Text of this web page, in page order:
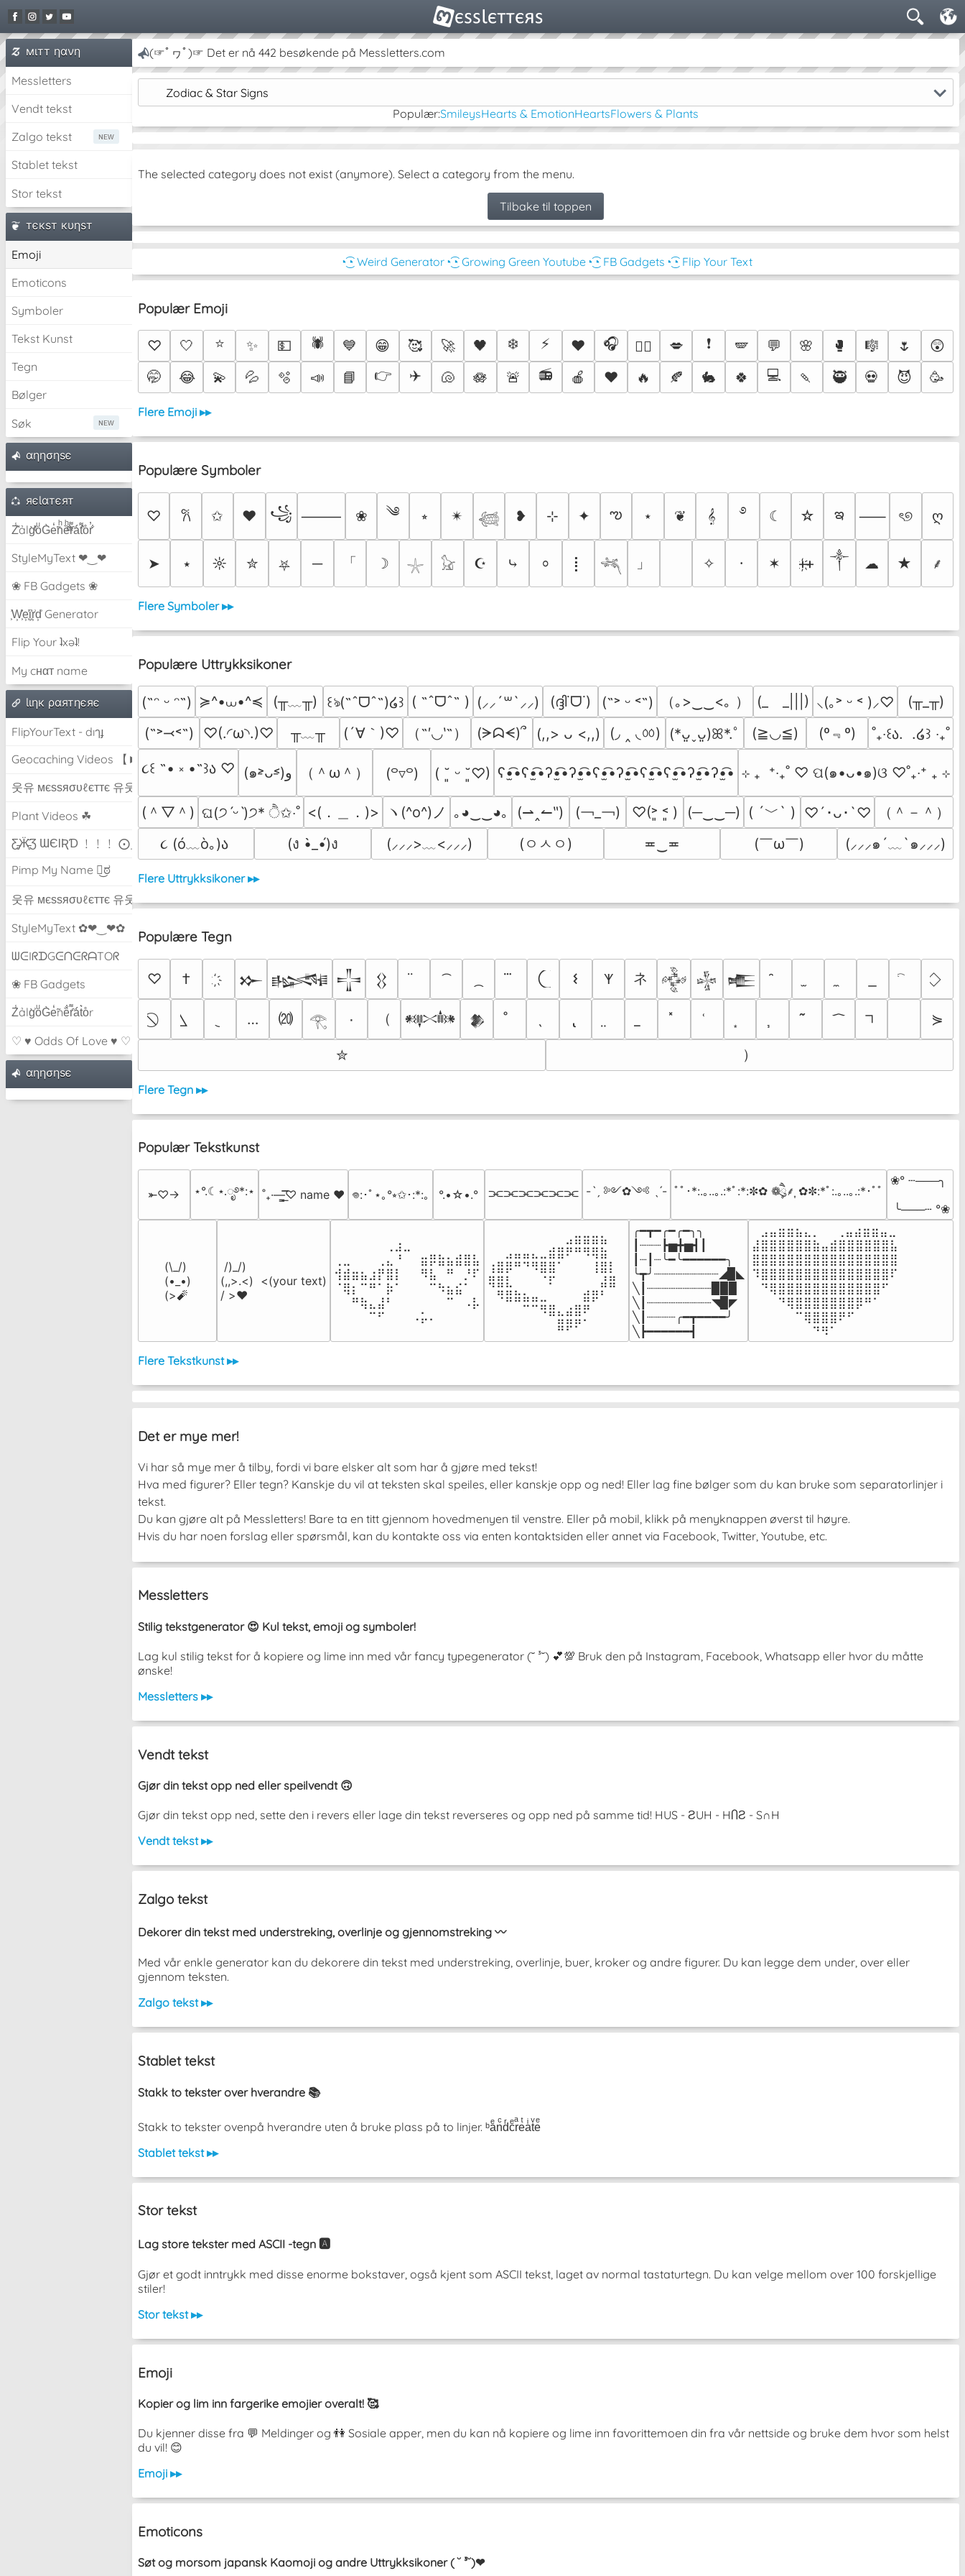
мιтт ηανη
Messletters
Vendt tekst
Zalgo tekst
Stablet tekst
Stor tekst
тєкѕт кυηѕт
Emoji
Emoticons
Symboler
Tekst Kunst
Tegn
Bølger
Søk
αηησηѕє
яєƖαтєят
Z̾̽ảlg̀͐ͭ̽oͧG̀e̒̃nͪȅͪͫ̏̐r͌̑á͑t͌̑͛o̊r̓̐
StyleMyText ❤‿❤
❀ FB Gadgets ❀
͕͗W͕͕͗͗e͕͕͗͗i͕͕͗͗r͕͗d͕͗ Generator
Flip Your ʇxəʇ!
My cнαт name
Ɩιηк ραятηєяє
FlipYourText - dıๅɟ
Geocaching Videos 【►】
웃유 мєѕѕяσυℓєттє 유웃
Plant Videos ☘
Ƹ̵̡Ӝ̵̨̄Ʒ ƜЄƖƦƊ ﹗﹗﹗ ⨀_⨀
Pimp My Name ಠ͜ಠ
웃유 мєѕѕяσυℓєттє 유웃
StyleMyText ✿❤‿❤✿
ᗯᕮIᖇᗪGᕮᑎᕮᖇᗩTOᖇ
❀ FB Gadgets
Z̾ảlg̀͐oͧG̀e̒̃nȅ̐r͌̑á͑t͛o̊r
♡ ♥ Odds Of Love ♥ ♡
αηησηѕє
(☞ﾟヮﾟ)☞ Det er nå 442 besøkende på Messletters.com
Zodiac & Star Signs
Populær:SmileysHearts & EmotionHeartsFlowers & Plants
The selected category does not exist (anymore). Select a category from the menu.
Tilbake til toppen
◔͜͡◔ Weird Generator◔͜͡◔ Growing Green Youtube◔͜͡◔ FB Gadgets ◔͜͡◔ Flip Your Text
Populær Emoji
♡ 🤍 ⭐ ✨ 💵 🕷️ 💙 😁 🥰 🚀 🖤 ❄️ ⚡ ♥️ 🎧 ❤️‍🔥 💋 ❗ 🪽 💬 🌸 🥊 🎼 🌷
😲
🤭
😂 💫 💦 🫧 📣 📘 👉 ✈️ 🐚 🪷 🚨 📻 🍎 ❤️ 🔥 🍂 🐇 🍀 💻 🍡 🥷 💀 😈 🥳
Flere Emoji ▸▸
Populære Symboler
♡ 𐙚 ✩ ♥ ꧁ ⸻ ❀ ༄ ⭒ ✴︎ 𓆉 ❥ ⊹ ✦ ఌ ⋆ ❦ 𝄞 ࿔ ☾ ☆ ఇ ⸺ ৎ୭ ღ
➤ ⭑ ☼ ✮ ⛧ ─ 「 ☽ 𓇼 𓃠 ☪ ⤷ ⸰ ⡇ 𓆈 」 ✧ ⸱ ✶ ᚐ҉ᚐ ༒ ☁ ★ ⸙
Flere Symboler ▸▸
Populære Uttrykksikoner
(˶ᵔ ᵕ ᵔ˶) ≽^•⩊•^≼ (╥﹏╥) ꒰ঌ(˶ˆᗜˆ˵)໒꒱ ( ˶ˆᗜˆ˵ ) (⸝⸝´꒳`⸝⸝) (ദ്ദി˙ᗜ˙) (˶˃ ᵕ ˂˶) （｡>‿‿<｡ ） (_　_|||) ⸜(｡˃ ᵕ ˂ )⸝♡
(╥_╥)
(˶˃⤙˂˶)
♡(.◜ω◝.)♡ ╥﹏╥ (´∀｀)♡ （˶′◡‵˶） (ᗒᗣᗕ)՞ (,,> ᴗ <,,) (◞ ‸ ◟ㆀ) (*ᴗ͈ˬᴗ͈)ꕤ*.ﾟ (≧◡≦) (º﹃º) ˚₊‧꒰ა.  .໒꒱ ‧₊˚
૮꒰ ˶• ༝ •˶꒱ა ♡ (๑˃̵ᴗ˂̵)و （＾ω＾） (꒪▿꒪) ( ˘͈ ᵕ ˘͈♡) ʕ•̫͡•ʕ•̫͡•ʔ•̫͡•ʔ•̫͡•ʕ•̫͡•ʔ•̫͡•ʕ•̫͡•ʕ•̫͡•ʔ•̫͡•ʔ•̫͡• ⊹ ₊  ⁺‧₊˚ ♡ ପ(๑•ᴗ•๑)ଓ ♡˚₊‧⁺ ₊ ⊹
(＾▽＾) ଘ(੭ˊᵕˋ)੭* ੈ✩‧˚ <(．＿．)> ヽ(^o^)ノ ｡◕‿‿◕｡ (⇀‸↼‶) (￢_￢) ♡(˃͈ ˂͈ ) (─‿‿─) ( ´﹀` ) ♡´･ᴗ･`♡
（＾－＾）
૮ (ó﹏ò｡)ა
(ง •̀_•́)ง (⸝⸝⸝>﹏<⸝⸝⸝) (ㅇㅅㅇ) ≖‿≖ (￣ω￣﻿) (⸝⸝⸝๑´﹏`๑⸝⸝⸝)
Flere Uttrykksikoner ▸▸
Populære Tegn
♡ † 𒁍 𒈙 𒋲 𒌐 𐌔 𐊵 ネ 𒅒 𒈔 𒍫
… ⒇ 𓂀 ٠ （ 𒀰 𒆎 ⋟
✮ ）
Flere Tegn ▸▸
Populær Tekstkunst
⤜♡→ ⋆°.☾⋆.ೃ࿔*:⋆ ˚₊·—̳͟͞͞♡ name ♥️ 𖦹:･ﾟ⋆｡°⭒✩･:*:｡ °.•☆•.° ⫘⫘⫘⫘⫘⫘ -ˋˏ ༻✿༺ ˎˊ- ﾟﾟ･*:.｡..｡.:*ﾟ:*:✼✿ ❁ཻུ۪۪⸙͎ ✿✼:*ﾟ:.｡..｡.:*･ﾟﾟ
❀° ┄───╮
╰───┄ °❀
(\_/)
(•_•)
(>🧨
/)_/)
(,,>.<)  <(your text)
/ >❤️
⠀⠀⠀⠀⠀⠀⢀⣰⣀⠀⠀⠀⠀⠀⠀⠀⠀
⢀⣀⠀⠀⠀⢀⣄⠘⠀⠀⣶⡿⣷⣦⣾⣿⣧
⢺⣾⣶⣦⣰⡟⣿⡇⠀⠀⠻⣧⠀⠛⠀⡘⠏
⠈⢿⡆⠉⠛⠁⡷⠁⠀⠀⠀⠉⠳⣦⣮⠁⠀
⠀⠀⠛⢷⣄⣼⠃⠀⠀⠀⠀⠀⠀⠉⠀⠠⡧
⠀⠀⠀⠀⠉⠋⠀⠀⠀⠠⡥⠄⠀⠀⠀⠀⠀
⠀⠀⠀⠀⠀⠀⠀⠀⠀⣠⣶⣶⣶⣦⠀⠀
⠀⠀⣠⣤⣤⣄⣀⣾⣿⠟⠛⠻⢿⣷⠀
⢰⣿⡿⠛⠙⠻⣿⣿⠁⠀⠀⠀⢸⣿⡇
⢿⣿⣇⠀⠀⠀⠈⠏⠀⠀⠀⠀⠀⣼⣿⠀
⠀⠻⣿⣷⣦⣤⣀⠀⠀⠀⠀⣾⡿⠃⠀
⠀⠀⠀⠀⠉⠉⠻⣿⣄⣴⣿⠟⠀⠀⠀
⠀⠀⠀⠀⠀⠀⠀⠀⣿⡿⠟⠁⠀⠀⠀⠀
╭━┳━╭━╭━╮╮
┃┈┈┈┣▅╋▅┫┃
┃┈┃┈╰━╰━━━━━━╮
╰┳╯┈┈┈┈┈┈┈┈┈◢▉◣
╲┃┈┈┈┈┈┈┈┈┈▉▉▉
╲┃┈┈┈┈┈┈┈┈┈◥▉◤
╲┃┈┈┈┈╭━┳━━━━╯
╲┣━━━━━━┫﻿
⠀⣠⣤⣶⣶⣦⣄⡀  ⠀⢀⣤⣴⣶⣶⣤⣀⠀
⣼⣿⣿⣿⣿⣿⣿⣷⣤⣾⣿⣿⣿⣿⣿⣿⣧
⣿⣿⣿⣿⣿⣿⣿⣿⣿⣿⣿⣿⣿⣿⣿⣿⣿
⠹⣿⣿⣿⣿⣿⣿⣿⣿⣿⣿⣿⣿⣿⣿⣿⠏
⠀⠙⢿⣿⣿⣿⣿⣿⣿⣿⣿⣿⣿⣿⣿⠋⠀
⠀⠀⠀⠙⢿⣿⣿⣿⣿⣿⣿⣿⡿⠛⠁⠀⠀
⠀⠀⠀⠀⠀⠉⢿⣿⣿⣿⠟⠋⠀⠀⠀⠀⠀
⠀⠀⠀⠀⠀⠀⠀⠙⠻⠁⠀⠀⠀⠀⠀⠀⠀⠀⠀⠀⠀⠀⠀
Flere Tekstkunst ▸▸
Det er mye mer!
Vi har så mye mer å tilby, fordi vi bare elsker alt som har å gjøre med tekst!
Hva med figurer? Eller tegn? Kanskje du vil at teksten skal speiles, eller kanskje opp og ned! Eller lag fine bølger som du kan bruke som separatorlinjer i
tekst.
Du kan gjøre alt på Messletters! Bare ta en titt gjennom hovedmenyen til venstre. Eller på mobil, klikk på menyknappen øverst til høyre.
Hvis du har noen forslag eller spørsmål, kan du kontakte oss via enten kontaktsiden eller annet via Facebook, Twitter, Youtube, etc.
Messletters
Stilig tekstgenerator 😍 Kul tekst, emoji og symboler!
Lag kul stilig tekst for å kopiere og lime inn med vår fancy typegenerator (˘ ³˘) 💕💯 Bruk den på Instagram, Facebook, Whatsapp eller hvor du måtte
ønske!
Messletters ▸▸
Vendt tekst
Gjør din tekst opp ned eller speilvendt 🙃
Gjør din tekst opp ned, sette den i revers eller lage din tekst reverseres og opp ned på samme tid! HUS - ƧUH - HႶƧ - S∩H
Vendt tekst ▸▸
Zalgo tekst
Dekorer din tekst med understreking, overlinje og gjennomstreking 〰️
Med vår enkle generator kan du dekorere din tekst med understreking, overlinje, buer, kroker og andre figurer. Du kan legge dem under, over eller
gjennom teksten.
Zalgo tekst ▸▸
Stablet tekst
Stakk to tekster over hverandre 📚
Stakk to tekster ovenpå hverandre uten å bruke plass på to linjer. ᵇaͤnͨdͬcͤrͣeͭaͥtͮeͤ
Stablet tekst ▸▸
Stor tekst
Lag store tekster med ASCII -tegn 🅰️
Gjør et godt inntrykk med disse enorme bokstaver, også kjent som ASCII tekst, laget av normal tastaturtegn. Du kan velge mellom over 100 forskjellige
stiler!
Stor tekst ▸▸
Emoji
Kopier og lim inn fargerike emojier overalt! 🥰
Du kjenner disse fra 💬 Meldinger og 👫 Sosiale apper, men du kan nå kopiere og lime inn favorittemoen din fra vår nettside og bruke dem hvor som helst
du vil! 😊
Emoji ▸▸
Emoticons
Søt og morsom japansk Kaomoji og andre Uttrykksikoner ( ˘ ³˘)❤